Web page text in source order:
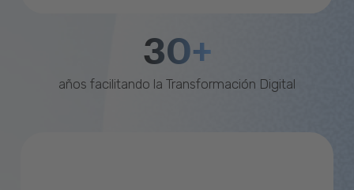
30+
años facilitando la Transformación Digital